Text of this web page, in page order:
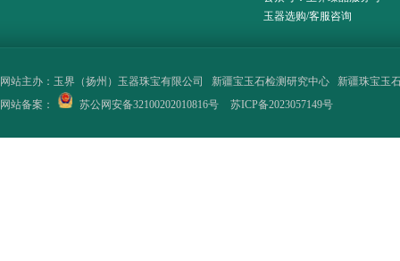
玉器选购/客服咨询
网站主办： 玉界（扬州）玉器珠宝有限公司 新疆宝玉石检测研究中心
新疆珠宝玉
网站备案：
苏公网安备32100202010816号 苏ICP备2023057149号